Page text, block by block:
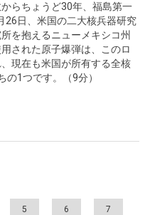
らちょうど30年、福島第一
26日、米国の二大核兵器研究
を抱えるニューメキシコ州
された原子爆弾は、このロ
現在も米国が所有する全核
1つです。（9分）
5 6 7